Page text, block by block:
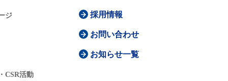
ジ
CSR活動
採用情報
お問い合わせ
お知らせ一覧